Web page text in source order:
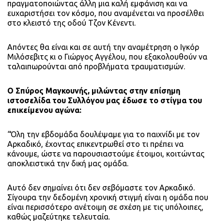
πραγματοποιώντας άλλη μια καλή εμφάνιση και να
ευχαριστήσει τον κόσμο, που αναμένεται να προσέλθει
στο κλειστό της οδού Τζον Κένεντι.
Απόντες θα είναι και σε αυτή την αναμέτρηση ο Ιγκόρ
Μιλόσεβιτς κι ο Γιώργος Αγγέλου, που εξακολουθούν να
ταλαιπωρούνται από προβλήματα τραυματισμών.
Ο Σπύρος Μαγκουνής, μιλώντας στην επίσημη
ιστοσελίδα του Συλλόγου μας έδωσε το στίγμα του
επικείμενου αγώνα:
“Όλη την εβδομάδα δουλέψαμε για το παιχνίδι με τον
Αρκαδικό, έχοντας επικεντρωθεί στο τι πρέπει να
κάνουμε, ώστε να παρουσιαστούμε έτοιμοι, κοιτώντας
αποκλειστικά την δική μας ομάδα.
Αυτό δεν σημαίνει ότι δεν σεβόμαστε τον Αρκαδικό.
Σίγουρα την δεδομένη χρονική στιγμή είναι η ομάδα που
είναι περισσότερο ανέτοιμη σε σχέση με τις υπόλοιπες,
καθώς μαζεύτηκε τελευταία.